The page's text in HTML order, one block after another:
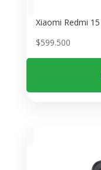
$599.500